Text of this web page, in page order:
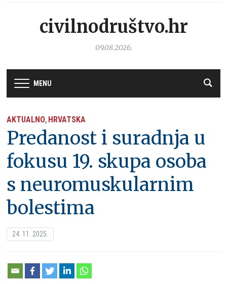
civilnodruštvo.hr
09.08.2026.
MENU
AKTUALNO, HRVATSKA
Predanost i suradnja u
fokusu 19. skupa osoba
s neuromuskularnim
bolestima
24. 11. 2025.